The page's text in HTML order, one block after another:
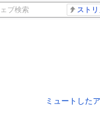
ストリ
ミュートした